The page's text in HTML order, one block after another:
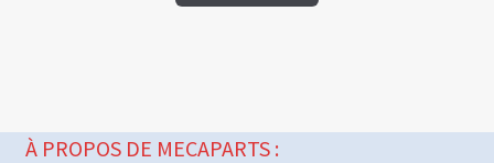
À PROPOS DE MECAPARTS :